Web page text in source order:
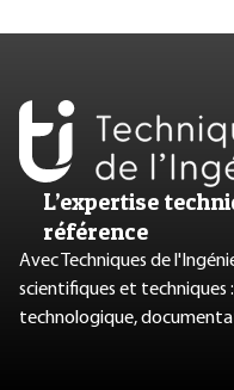
L’expertise
référence
Avec Techniques de
scientifiques et techniques
technologique,